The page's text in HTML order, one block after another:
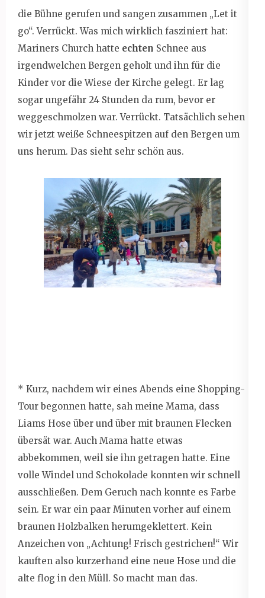
die Bühne gerufen und sangen zusammen „Let it
go“. Verrückt. Was mich wirklich fasziniert hat:
Mariners Church hatte echten Schnee aus
irgendwelchen Bergen geholt und ihn für die
Kinder vor die Wiese der Kirche gelegt. Er lag
sogar ungefähr 24 Stunden da rum, bevor er
weggeschmolzen war. Verrückt. Tatsächlich sehen
wir jetzt weiße Schneespitzen auf den Bergen um
uns herum. Das sieht sehr schön aus.
* Kurz, nachdem wir eines Abends eine Shopping-
Tour begonnen hatte, sah meine Mama, dass
Liams Hose über und über mit braunen Flecken
übersät war. Auch Mama hatte etwas
abbekommen, weil sie ihn getragen hatte. Eine
volle Windel und Schokolade konnten wir schnell
ausschließen. Dem Geruch nach konnte es Farbe
sein. Er war ein paar Minuten vorher auf einem
braunen Holzbalken herumgeklettert. Kein
Anzeichen von „Achtung! Frisch gestrichen!“ Wir
kauften also kurzerhand eine neue Hose und die
alte flog in den Müll. So macht man das.